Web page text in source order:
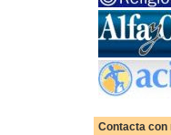
Contacta con